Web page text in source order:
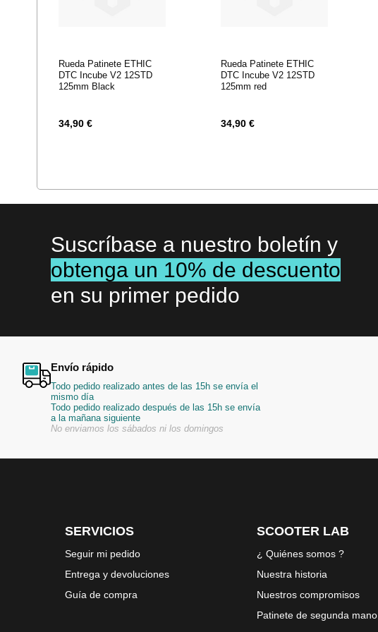
Rueda Patinete ETHIC
DTC Incube V2 12STD
125mm Black
34,90 €
Rueda Patinete ETHIC
DTC Incube V2 12STD
125mm red
34,90 €
Suscríbase a nuestro boletín y
obtenga un 10% de descuento
en su primer pedido
Envío rápido
Todo pedido realizado antes de las 15h se envía el
mismo día
Todo pedido realizado después de las 15h se envía
a la mañana siguiente
No enviamos los sábados ni los domingos
SERVICIOS
Seguir mi pedido
Entrega y devoluciones
Guía de compra
SCOOTER LAB
¿ Quiénes somos ?
Nuestra historia
Nuestros compromisos
Patinete de segunda mano